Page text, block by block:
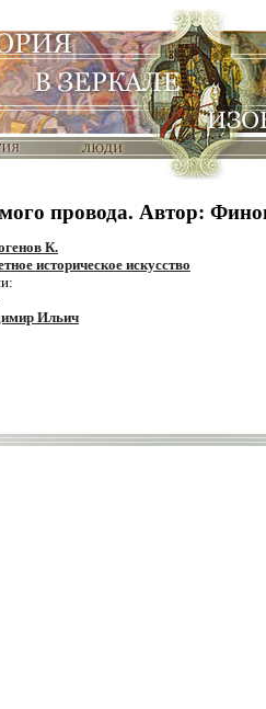
провода. Автор:
К.
историческое искусство
Ильич